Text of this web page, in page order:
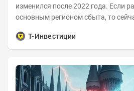
изменился после 2022 года. Если
основным регионом сбыта, то
Т-Инвестиции